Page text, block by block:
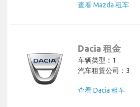
查看 Mazda 租车
Dacia 租金
车辆类型：1
汽车租赁公司：3
查看 Dacia 租车